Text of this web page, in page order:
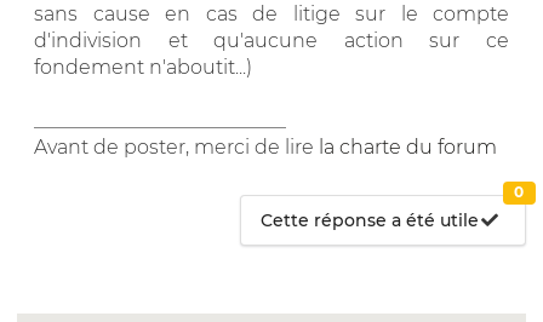
sans cause en cas de litige sur le compte
d'indivision et qu'aucune action sur ce
fondement n'aboutit...)
Avant de poster, merci de lire la charte du forum
Cette réponse a été utile
0